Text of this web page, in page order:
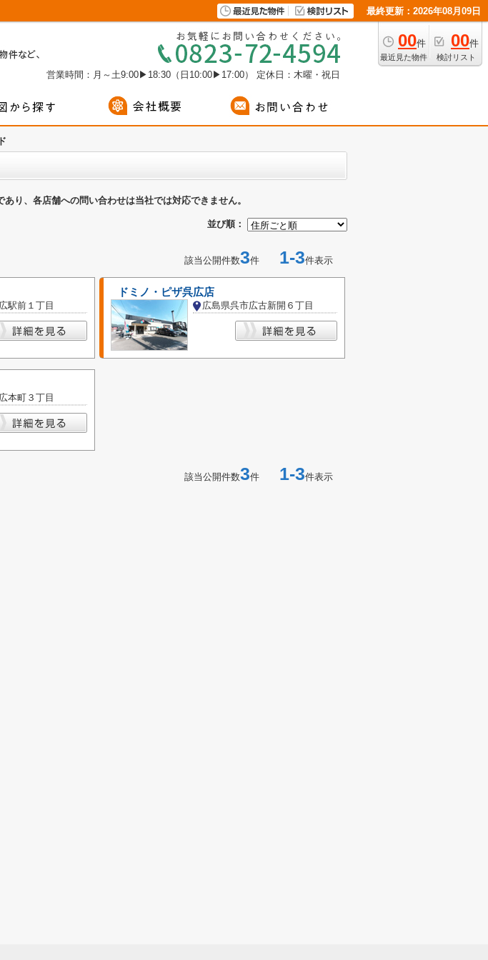
最終更新：2026年08月09日
00件
最近見た物件
00件
検討リスト
営業時間：月～土9:00▶18:30（日10:00▶17:00） 定休日：木曜・祝日
り、各店舗への問い合わせは当社では対応できません。
並び順：
該当公開件数3件 1-3件表示
駅前１丁目
ドミノ・ピザ呉広店
広島県呉市広古新開６丁目
本町３丁目
該当公開件数3件 1-3件表示